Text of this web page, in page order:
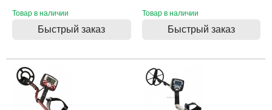
Товар в наличии
Быстрый заказ
Товар в наличии
Быстрый заказ